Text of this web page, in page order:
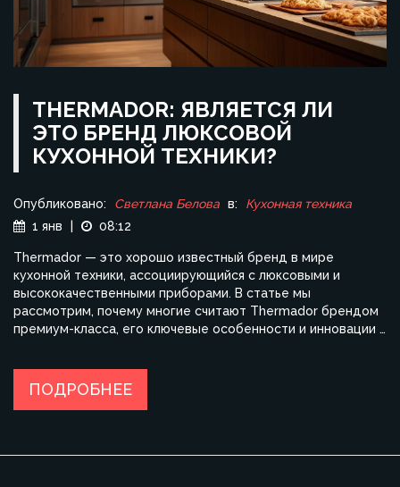
THERMADOR: ЯВЛЯЕТСЯ ЛИ
ЭТО БРЕНД ЛЮКСОВОЙ
КУХОННОЙ ТЕХНИКИ?
Опубликовано: Светлана Белова в:
Кухонная техника
1 янв
08:12
Thermador — это хорошо известный бренд в мире
кухонной техники, ассоциирующийся с люксовыми и
высококачественными приборами. В статье мы
рассмотрим, почему многие считают Thermador брендом
премиум-класса, его ключевые особенности и инновации в
Thermador её высокую цену. Узнайте об интересных
фактах и советах по выбору идеальной техники для вашей
ПОДРОБНЕЕ